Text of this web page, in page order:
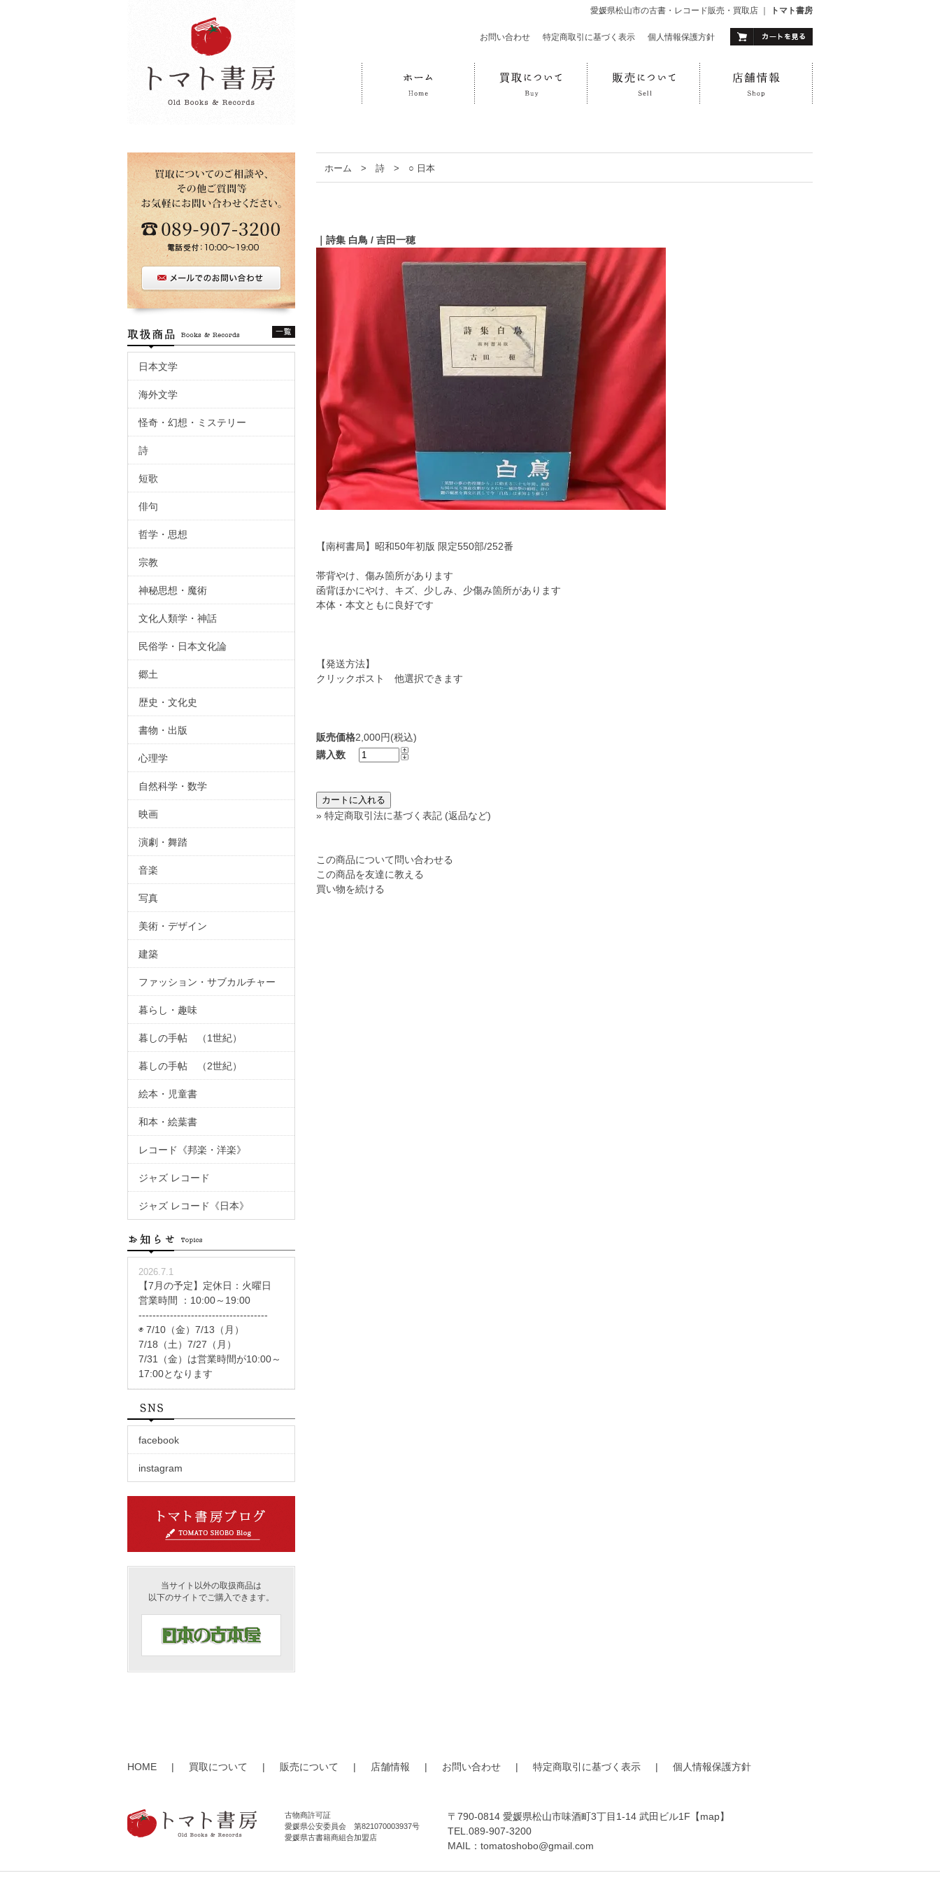
愛媛県松山市の古書・レコード販売・買取店 ｜ トマト書房
お問い合わせ 特定商取引に基づく表示 個人情報保護方針
ホーム > 詩 > ○ 日本
｜詩集 白鳥 / 吉田一穂
【南柯書局】昭和50年初版 限定550部/252番
帯背やけ、傷み箇所があります
函背ほかにやけ、キズ、少しみ、少傷み箇所があります
本体・本文ともに良好です
【発送方法】
クリックポスト 他選択できます
販売価格2,000円(税込)
購入数
» 特定商取引法に基づく表記 (返品など)
この商品について問い合わせる
この商品を友達に教える
買い物を続ける
日本文学
海外文学
怪奇・幻想・ミステリー
詩
短歌
俳句
哲学・思想
宗教
神秘思想・魔術
文化人類学・神話
民俗学・日本文化論
郷土
歴史・文化史
書物・出版
心理学
自然科学・数学
映画
演劇・舞踏
音楽
写真
美術・デザイン
建築
ファッション・サブカルチャー
暮らし・趣味
暮しの手帖 （1世紀）
暮しの手帖 （2世紀）
絵本・児童書
和本・絵葉書
レコード《邦楽・洋楽》
ジャズ レコード
ジャズ レコード《日本》
2026.7.1
【7月の予定】定休日：火曜日
営業時間 ：10:00～19:00
-------------------------------------
◉ 7/10（金）7/13（月）
7/18（土）7/27（月）
7/31（金）は営業時間が10:00～
17:00となります
facebook
instagram
当サイト以外の取扱商品は
以下のサイトでご購入できます。
HOME | 買取について | 販売について | 店舗情報 | お問い合わせ | 特定商取引に基づく表示 | 個人情報保護方針
古物商許可証
愛媛県公安委員会 第821070003937号
愛媛県古書籍商組合加盟店
〒790-0814 愛媛県松山市味酒町3丁目1-14 武田ビル1F 【map】
TEL.089-907-3200
MAIL： tomatoshobo@gmail.com